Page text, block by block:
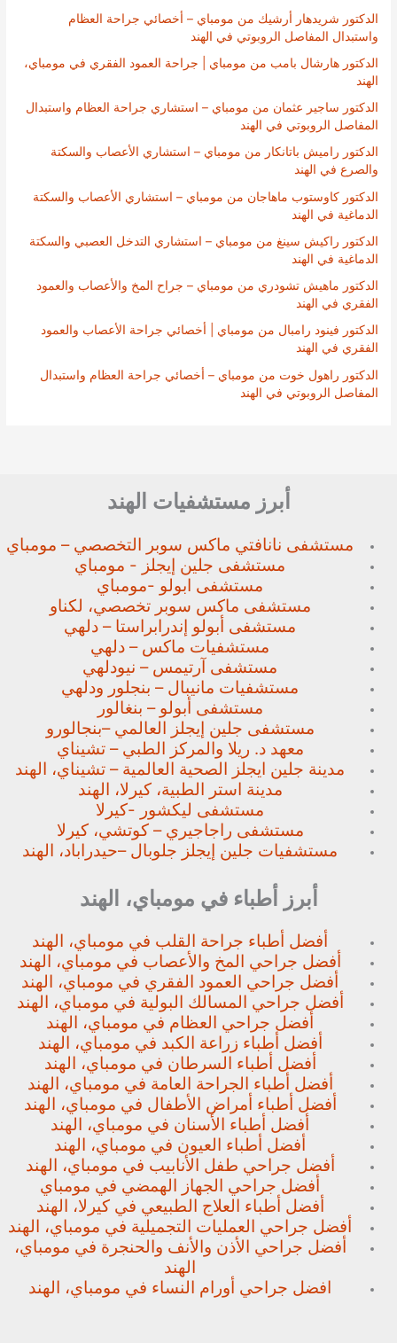
الدكتور شريدهار أرشيك من مومباي – أخصائي جراحة العظام
واستبدال المفاصل الروبوتي في الهند
الدكتور هارشال بامب من مومباي | جراحة العمود الفقري في مومباي،
الهند
الدكتور ساجير عثمان من مومباي – استشاري جراحة العظام واستبدال
المفاصل الروبوتي في الهند
الدكتور راميش باتانكار من مومباي – استشاري الأعصاب والسكتة
والصرع في الهند
الدكتور كاوستوب ماهاجان من مومباي – استشاري الأعصاب والسكتة
الدماغية في الهند
الدكتور راكيش سينغ من مومباي – استشاري التدخل العصبي والسكتة
الدماغية في الهند
الدكتور ماهيش تشودري من مومباي – جراح المخ والأعصاب والعمود
الفقري في الهند
الدكتور فينود رامبال من مومباي | أخصائي جراحة الأعصاب والعمود
الفقري في الهند
الدكتور راهول خوت من مومباي – أخصائي جراحة العظام واستبدال
المفاصل الروبوتي في الهند
أبرز مستشفيات الهند
مستشفى نانافتي ماكس سوبر التخصصي – مومباي
مستشفى جلين إيجلز - مومباي
مستشفى ابولو -مومباي
مستشفى ماكس سوبر تخصصي، لكناو
مستشفى أبولو إندرابراستا – دلهي
مستشفيات ماكس – دلهي
مستشفى آرتيمس – نيودلهي
مستشفيات مانيبال – بنجلور ودلهي
مستشفى أبولو – بنغالور
مستشفى جلين إيجلز العالمي –بنجالورو
معهد د. ريلا والمركز الطبي – تشيناي
مدينة جلين ايجلز الصحية العالمية – تشيناي، الهند
مدينة استر الطبية، كيرلا، الهند
مستشفى ليكشور -كيرلا
مستشفى راجاجيري – كوتشي، كيرلا
مستشفيات جلين إيجلز جلوبال –حيدراباد، الهند
أبرز أطباء في مومباي، الهند
أفضل أطباء جراحة القلب في مومباي، الهند
أفضل جراحي المخ والأعصاب في مومباي، الهند
أفضل جراحي العمود الفقري في مومباي، الهند
أفضل جراحي المسالك البولية في مومباي، الهند
أفضل جراحي العظام في مومباي، الهند
أفضل أطباء زراعة الكبد في مومباي، الهند
أفضل أطباء السرطان في مومباي، الهند
أفضل أطباء الجراحة العامة في مومباي، الهند
أفضل أطباء أمراض الأطفال في مومباي، الهند
أفضل أطباء الأسنان في مومباي، الهند
أفضل أطباء العيون في مومباي، الهند
أفضل جراحي طفل الأنابيب في مومباي، الهند
أفضل جراحي الجهاز الهمضي في مومباي
أفضل أطباء العلاج الطبيعي في كيرلا، الهند
أفضل جراحي العمليات التجميلية في مومباي، الهند
أفضل جراحي الأذن والأنف والحنجرة في مومباي،
الهند
افضل جراحي أورام النساء في مومباي، الهند